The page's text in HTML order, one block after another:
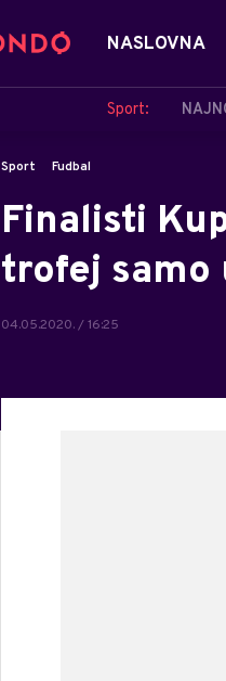
NASLOVNA
Sport:
Sport Fudbal
Finalisti
trofej samo
04.05.2020. / 16:25